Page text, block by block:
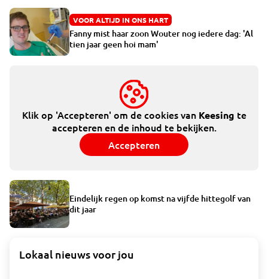
VOOR ALTIJD IN ONS HART
Fanny mist haar zoon Wouter nog iedere dag: 'Al
tien jaar geen hoi mam'
Klik op 'Accepteren' om de cookies van Keesing te
accepteren en de inhoud te bekijken.
Accepteren
Eindelijk regen op komst na vijfde hittegolf van
dit jaar
Lokaal nieuws voor jou